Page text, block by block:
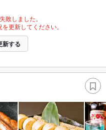
敗しました。
更新してください。
新する